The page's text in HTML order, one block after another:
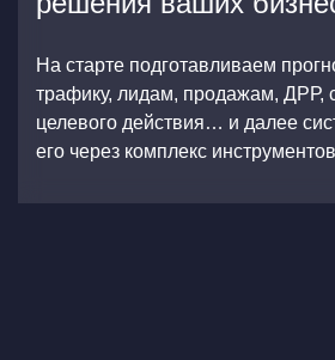
На старте подготавливаем
трафику, лидам, продажам, ДРР,
целевого действия… и далее
его через комплекс инструментов